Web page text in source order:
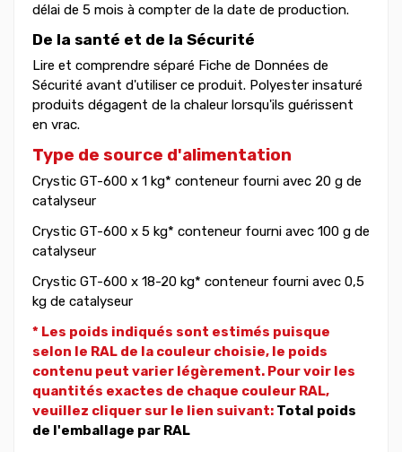
délai de 5 mois à compter de la date de production.
De la santé et de la Sécurité
Lire et comprendre séparé Fiche de Données de
Sécurité avant d'utiliser ce produit. Polyester insaturé
produits dégagent de la chaleur lorsqu'ils guérissent
en vrac.
Type de source d'alimentation
Crystic GT-600 x 1 kg* conteneur fourni avec 20 g de
catalyseur
Crystic GT-600 x 5 kg* conteneur fourni avec 100 g de
catalyseur
Crystic GT-600 x 18-20 kg* conteneur fourni avec 0,5
kg de catalyseur
* Les poids indiqués sont estimés puisque
selon le RAL de la couleur choisie, le poids
contenu peut varier légèrement. Pour voir les
quantités exactes de chaque couleur RAL,
veuillez cliquer sur le lien suivant: Total poids
de l'emballage par RAL